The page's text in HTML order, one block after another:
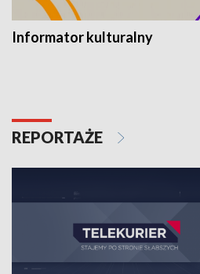
Informator kulturalny
REPORTAŻE